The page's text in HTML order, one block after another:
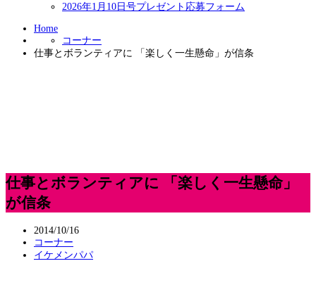
2026年1月10日号プレゼント応募フォーム
Home
コーナー
仕事とボランティアに 「楽しく一生懸命」が信条
仕事とボランティアに 「楽しく一生懸命」
が信条
2014/10/16
コーナー
イケメンパパ